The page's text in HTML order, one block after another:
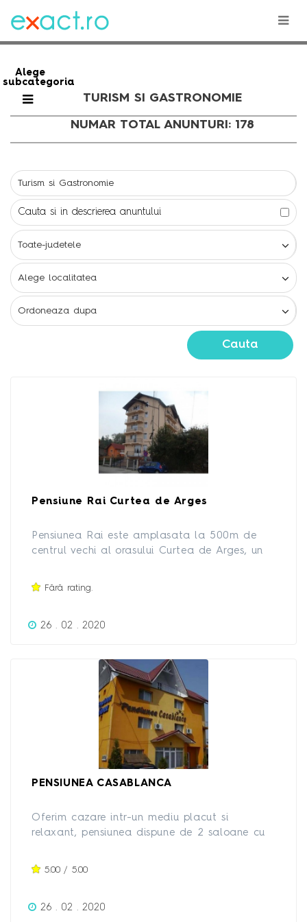
Alege
subcategoria
TURISM SI GASTRONOMIE
NUMAR TOTAL ANUNTURI: 178
Cauta si in descrierea anuntului
Cauta
Pensiune Rai Curtea de Arges
Pensiunea Rai este amplasata la 500m de
centrul vechi al orasului Curtea de Arges, un
peisagistica montana; aproape de toate
Fără rating.
26 . 02 . 2020
PENSIUNEA CASABLANCA
Oferim cazare intr-un mediu placut si
relaxant, pensiunea dispune de 2 saloane cu
5.00 / 5.00
26 . 02 . 2020